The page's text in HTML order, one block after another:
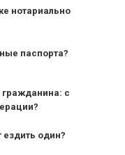
нотариально
паспорта?
гражданина: с
ездить один?